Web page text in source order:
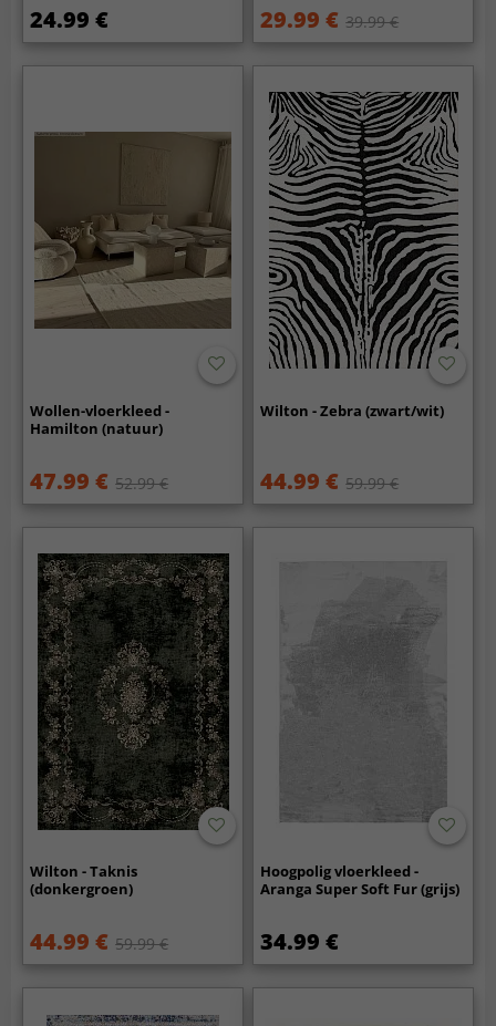
24.99 € 29.99 € 39.99 €
Wollen-vloerkleed -
Hamilton (natuur)
47.99 € 52.99 €
Wilton - Zebra (zwart/wit)
44.99 € 59.99 €
Wilton - Taknis
(donkergroen)
44.99 € 59.99 €
Hoogpolig vloerkleed -
Aranga Super Soft Fur (grijs)
34.99 €